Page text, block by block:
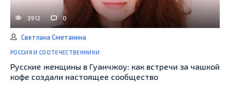
3912 0
Светлана Сметанина
РОССИЯ И СООТЕЧЕСТВЕННИКИ
Русские женщины в Гуанчжоу: как встречи за чашкой
кофе создали настоящее сообщество